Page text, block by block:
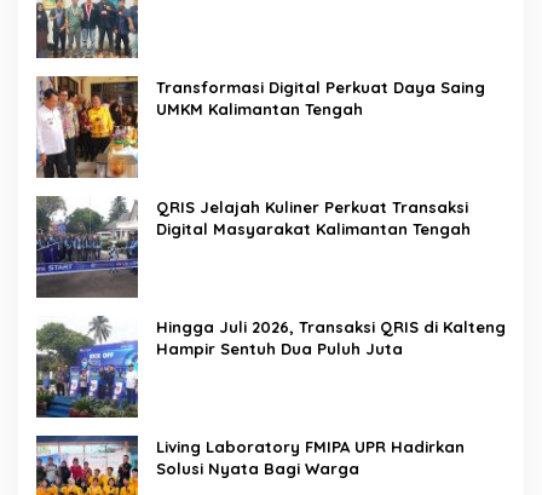
Transformasi Digital Perkuat Daya Saing
UMKM Kalimantan Tengah
QRIS Jelajah Kuliner Perkuat Transaksi
Digital Masyarakat Kalimantan Tengah
Hingga Juli 2026, Transaksi QRIS di Kalteng
Hampir Sentuh Dua Puluh Juta
Living Laboratory FMIPA UPR Hadirkan
Solusi Nyata Bagi Warga